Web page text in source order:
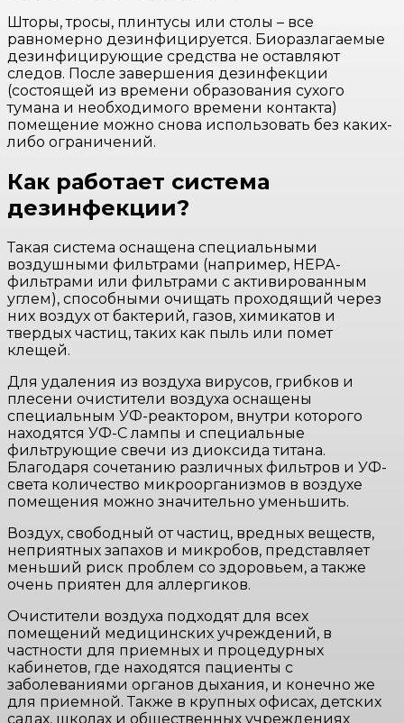
Шторы, тросы, плинтусы или столы – все
равномерно дезинфицируется. Биоразлагаемые
дезинфицирующие средства не оставляют
следов. После завершения дезинфекции
(состоящей из времени образования сухого
тумана и необходимого времени контакта)
помещение можно снова использовать без каких-
либо ограничений.
Как работает система
дезинфекции?
Такая система оснащена специальными
воздушными фильтрами (например, НЕРА-
фильтрами или фильтрами с активированным
углем), способными очищать проходящий через
них воздух от бактерий, газов, химикатов и
твердых частиц, таких как пыль или помет
клещей.
Для удаления из воздуха вирусов, грибков и
плесени очистители воздуха оснащены
специальным УФ-реактором, внутри которого
находятся УФ-С лампы и специальные
фильтрующие свечи из диоксида титана.
Благодаря сочетанию различных фильтров и УФ-
света количество микроорганизмов в воздухе
помещения можно значительно уменьшить.
Воздух, свободный от частиц, вредных веществ,
неприятных запахов и микробов, представляет
меньший риск проблем со здоровьем, а также
очень приятен для аллергиков.
Очистители воздуха подходят для всех
помещений медицинских учреждений, в
частности для приемных и процедурных
кабинетов, где находятся пациенты с
заболеваниями органов дыхания, и конечно же
для приемной. Также в крупных офисах, детских
садах, школах и общественных учреждениях